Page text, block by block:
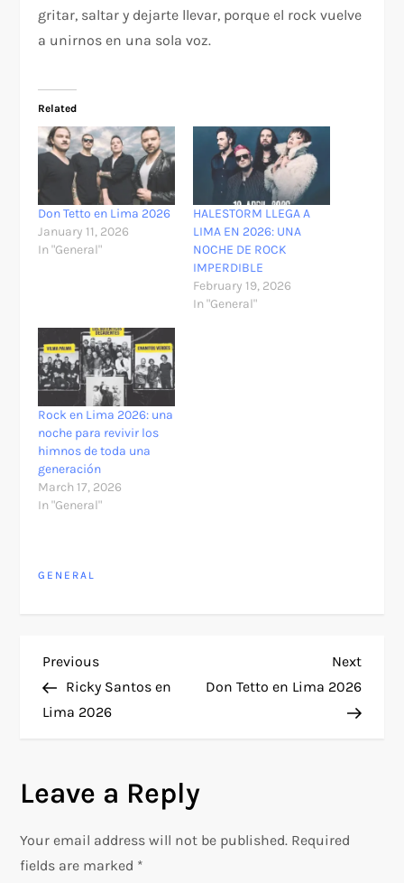
gritar, saltar y dejarte llevar, porque el rock vuelve
a unirnos en una sola voz.
Related
Don Tetto en Lima 2026
January 11, 2026
In "General"
HALESTORM LLEGA A
LIMA EN 2026: UNA
NOCHE DE ROCK
IMPERDIBLE
February 19, 2026
In "General"
Rock en Lima 2026: una
noche para revivir los
himnos de toda una
generación
March 17, 2026
In "General"
GENERAL
P
o
t
n
Previous
Post
Previous
Ricky Santos en
Lima 2026
Next
Post
Next
Don Tetto en Lima 2026
Leave a Reply
Your email address will not be published. Required
fields are marked *